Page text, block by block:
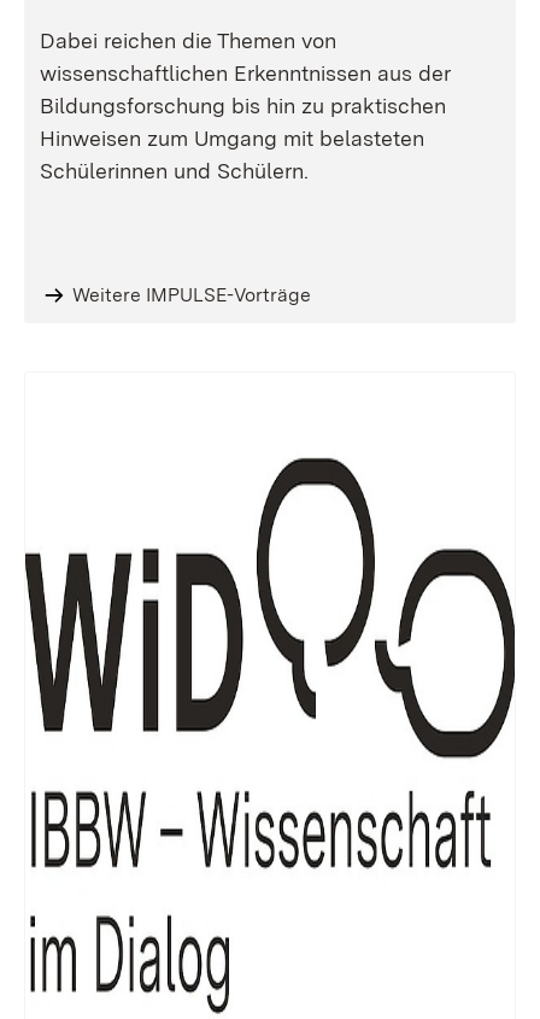
Dabei reichen die Themen von
wissenschaftlichen Erkenntnissen aus der
Bildungsforschung bis hin zu praktischen
Hinweisen zum Umgang mit belasteten
Schülerinnen und Schülern.
Weitere IMPULSE-Vorträge